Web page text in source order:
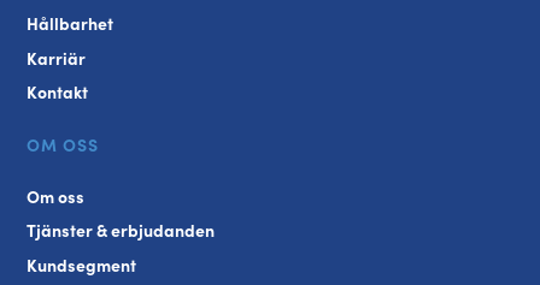
Hållbarhet
Karriär
Kontakt
OM OSS
Om oss
Tjänster & erbjudanden
Kundsegment